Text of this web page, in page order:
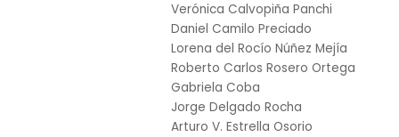
Verónica Calvopiña Panchi
Daniel Camilo Preciado
Lorena del Rocío Núñez Mejía
Roberto Carlos Rosero Ortega
Gabriela Coba
Jorge Delgado Rocha
Arturo V. Estrella Osorio